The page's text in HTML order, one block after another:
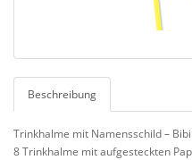
Beschreibung
Trinkhalme mit Namensschild –
8 Trinkhalme mit aufgesteckten